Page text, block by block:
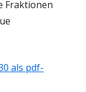
Fraktionen
als pdf-